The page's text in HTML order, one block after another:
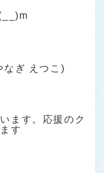
ぎ えつこ)
ます。応援のク
す